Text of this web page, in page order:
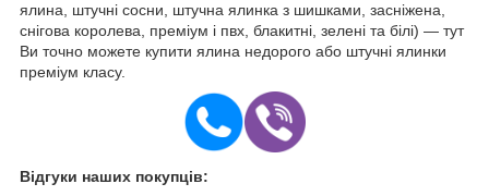
ялина, штучні сосни, штучна ялинка з шишками, засніжена,
снігова королева, преміум і пвх, блакитні, зелені та білі) — тут
Ви точно можете купити ялина недорого або штучні ялинки
преміум класу.
Відгуки наших покупців: